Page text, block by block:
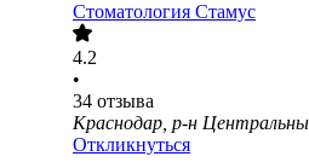
Стоматология Стамус
4.2
•
34 отзыва
Краснодар, р-н
Откликнуться